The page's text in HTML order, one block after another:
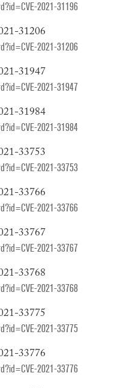
2021-31196
31206
2021-31206
31947
2021-31947
31984
2021-31984
33753
2021-33753
33766
2021-33766
33767
2021-33767
33768
2021-33768
33775
2021-33775
33776
2021-33776